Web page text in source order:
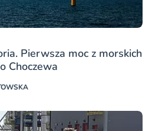
Pierwsza moc z morskich
Choczewa